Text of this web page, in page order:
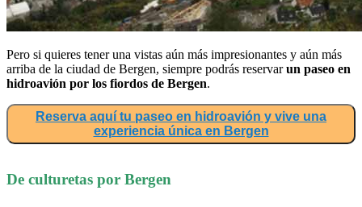
Pero si quieres tener una vistas aún más impresionantes y aún más
arriba de la ciudad de Bergen, siempre podrás reservarun paseo en
hidroavión por los fiordos de Bergen.
Reserva aquí tu paseo en hidroavión y vive una
experiencia única en Bergen
De culturetas por Bergen